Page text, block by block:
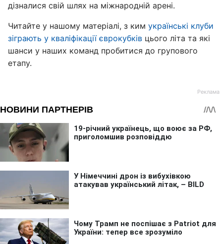
дізналися свій шлях на міжнародній арені.
Читайте у нашому матеріалі, з ким українські клуби
зіграють у кваліфікації єврокубків цього літа та які
шанси у наших команд пробитися до групового
етапу.